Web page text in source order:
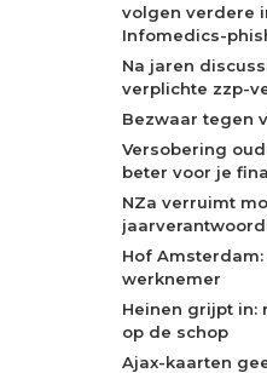
volgen verdere
Infomedics-
Na jaren
verplichte zzp-
Bezwaar tegen
Versobering
beter voor je
NZa verruimt
Hof
werknemer
Heinen grijpt in:
op de schop
Ajax-kaarten